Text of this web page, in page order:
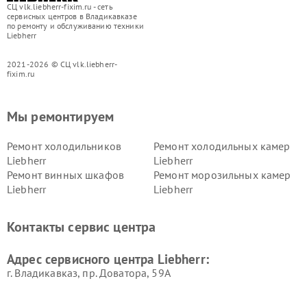
СЦ vlk.liebherr-fixim.ru - сеть
сервисных центров в Владикавказе
по ремонту и обслуживанию техники
Liebherr
2021-2026 © СЦ vlk.liebherr-
fixim.ru
Мы ремонтируем
Ремонт холодильников
Liebherr
Ремонт холодильных камер
Liebherr
Ремонт винных шкафов
Liebherr
Ремонт морозильных камер
Liebherr
Контакты сервис центра
Адрес сервисного центра Liebherr:
г. Владикавказ, пр. Доватора, 59А